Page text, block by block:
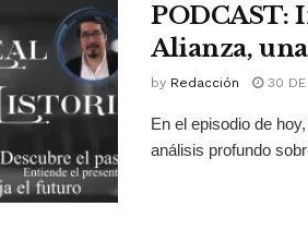
PODCAST:
Alianza,
by Redacción 30 DE
En el episodio de
análisis profundo